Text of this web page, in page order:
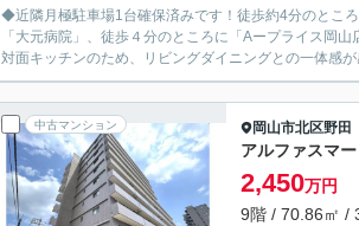
◆近隣月極駐車場1台確保済みです！徒歩約4分のとこ
「大元病院」、徒歩４分のところに「Aープライス岡
対面キッチンのため、リビングダイニングとの一体感
中古マンション 岡山市北区野田
アルファスマー
2,450万円
9階 / 70.86㎡ /